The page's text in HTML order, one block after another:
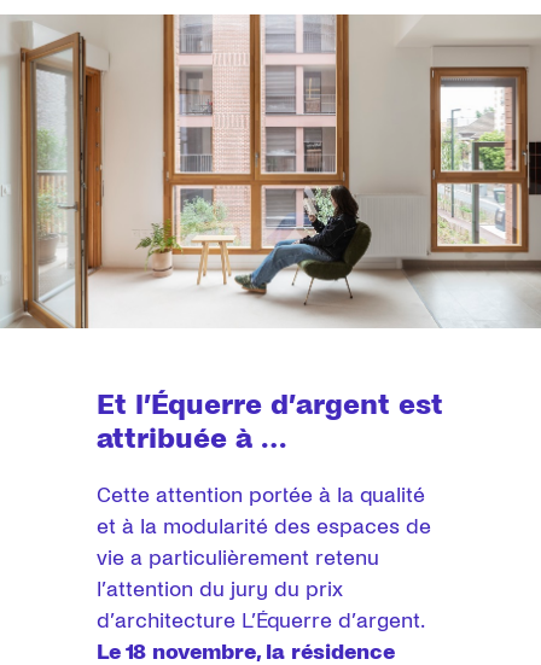
Et l’Équerre d’argent est
attribuée à …
Cette attention portée à la qualité
et à la modularité des espaces de
vie a particulièrement retenu
l’attention du jury du prix
d’architecture L’Équerre d’argent.
Le 18 novembre, la résidence